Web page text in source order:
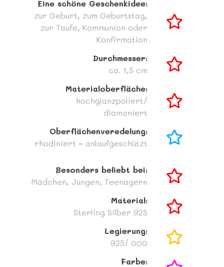
Eine schöne Geschenkidee:
zur Geburt, zum Geburtstag,
zur Taufe, Kommunion oder
Konfirmation
Durchmesser:
ca. 1,5 cm
Materialoberfläche:
hochglanzpoliert/
diamaniert
Oberflächenveredelung:
rhodiniert = anlaufgeschützt
Besonders beliebt bei:
Mädchen, Jungen,Teenagern
Material:
Sterling Silber 925
Legierung:
925/ 000
Farbe: